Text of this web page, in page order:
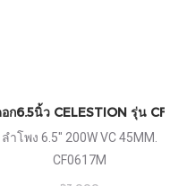
ก6.5นิ้ว CELESTION รุ่น
ลำโพง 6.5" 200W VC 45MM.
CF0617M